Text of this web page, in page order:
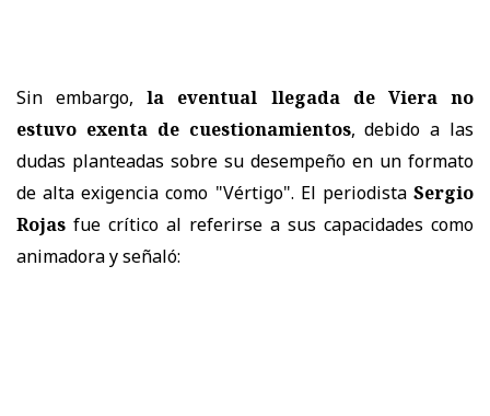
Sin embargo,la eventual llegada de Viera no
estuvo exenta de cuestionamientos, debido a las
dudas planteadas sobre su desempeño en un formato
de alta exigencia como "Vértigo". El periodista Sergio
Rojas fue crítico al referirse a sus capacidades como
animadora y señaló: